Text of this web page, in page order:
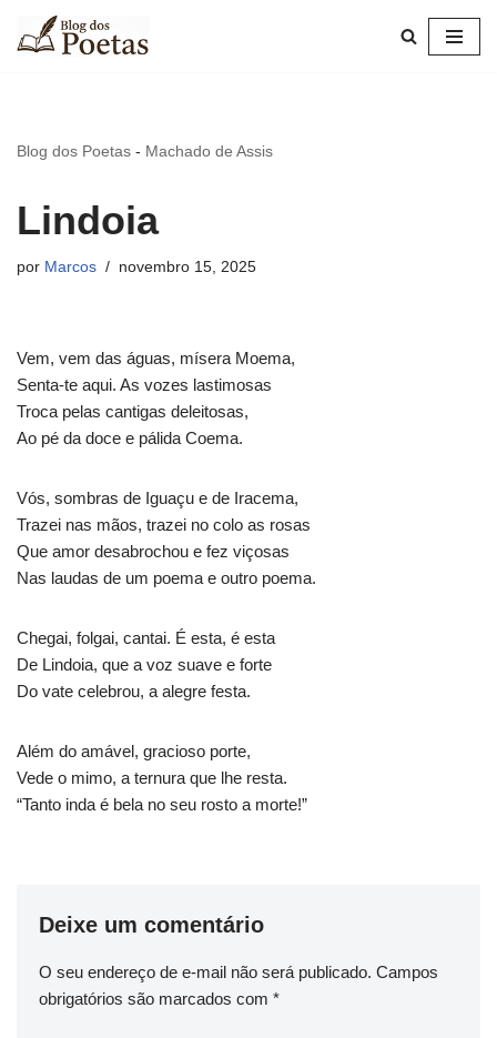
Pular
Blog dos Poetas - Machado de Assis
Lindoia
por Marcos novembro 15, 2025
Vem, vem das águas, mísera Moema,
Senta-te aqui. As vozes lastimosas
Troca pelas cantigas deleitosas,
Ao pé da doce e pálida Coema.
Vós, sombras de Iguaçu e de Iracema,
Trazei nas mãos, trazei no colo as rosas
Que amor desabrochou e fez viçosas
Nas laudas de um poema e outro poema.
Chegai, folgai, cantai. É esta, é esta
De Lindoia, que a voz suave e forte
Do vate celebrou, a alegre festa.
Além do amável, gracioso porte,
Vede o mimo, a ternura que lhe resta.
“Tanto inda é bela no seu rosto a morte!”
Deixe um comentário
O seu endereço de e-mail não será publicado. Campos
obrigatórios são marcados com *